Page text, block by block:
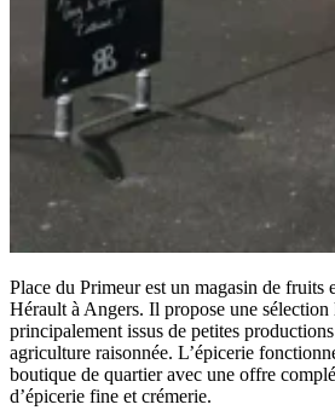
Place du Primeur est un magasin de fruits
Hérault à Angers. Il propose une
principalement issus de petites
agriculture raisonnée. L’épicerie
boutique de quartier avec une offre
d’épicerie fine et crémerie.